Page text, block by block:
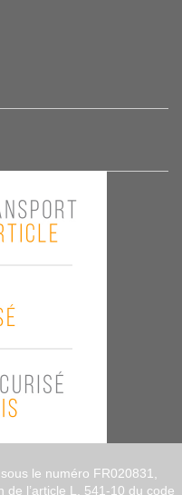
le numéro FR020831,
de l’article L. 541-10 du code